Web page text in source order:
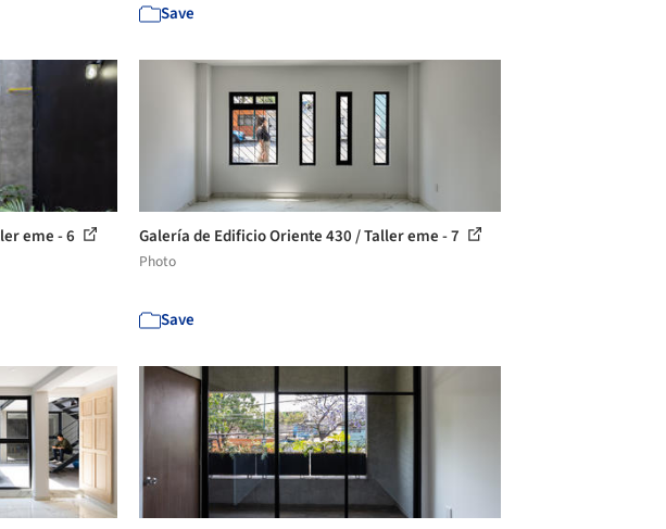
Save
eme - 6 Galería de Edificio Oriente 430 / Taller eme - 7
Photo
Save